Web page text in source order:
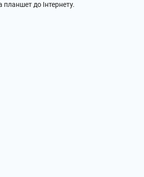
до Інтернету.